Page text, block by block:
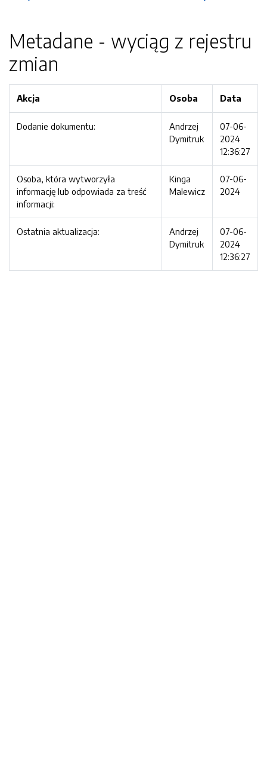
Metadane - wyciąg z rejestru
zmian
Akcja Osoba Data
Dodanie dokumentu:
Andrzej
Dymitruk
07-06-
2024
12:36:27
Osoba, która wytworzyła
informację lub odpowiada za treść
informacji:
Kinga
Malewicz
07-06-
2024
Ostatnia aktualizacja:
Andrzej
Dymitruk
07-06-
2024
12:36:27